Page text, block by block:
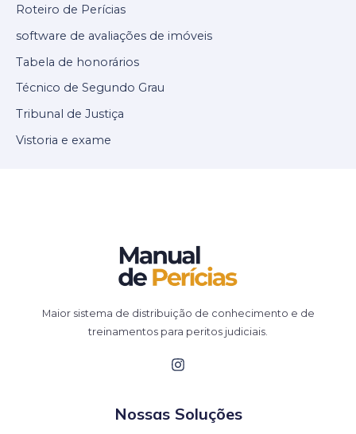
Roteiro de Perícias
software de avaliações de imóveis
Tabela de honorários
Técnico de Segundo Grau
Tribunal de Justiça
Vistoria e exame
Maior sistema de distribuição de conhecimento e de
treinamentos para peritos judiciais.
Nossas Soluções